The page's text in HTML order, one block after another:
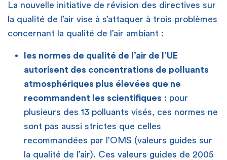
La nouvelle initiative de révision des directives sur
la qualité de l’air vise à s’attaquer à trois problèmes
concernant la qualité de l’air ambiant :
les normes de qualité de l’air de l’UE
autorisent des concentrations de polluants
atmosphériques plus élevées que ne
recommandent les scientifiques : pour
plusieurs des 13 polluants visés, ces normes ne
sont pas aussi strictes que celles
recommandées par l’OMS (valeurs guides sur
la qualité de l’air). Ces valeurs guides de 2005